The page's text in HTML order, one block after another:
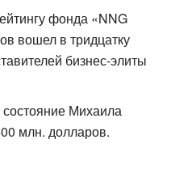
фонда «NNG
вошел в тридцатку
бизнес-элиты
Михаила
млн. долларов.